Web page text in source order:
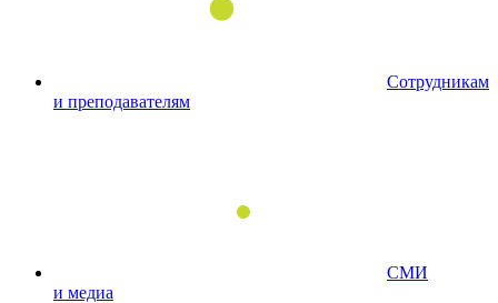
Сотрудникам
и преподавателям
СМИ
и медиа